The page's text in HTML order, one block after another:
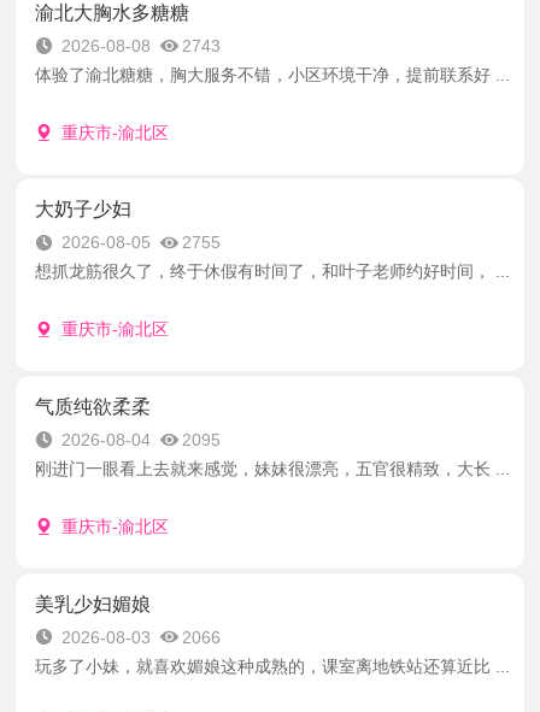
渝北大胸水多糖糖
2026-08-08
2743
体验了渝北糖糖，胸大服务不错，小区环境干净，提前联系好 ...
重庆市-渝北区
大奶子少妇
2026-08-05
2755
想抓龙筋很久了，终于休假有时间了，和叶子老师约好时间， ...
重庆市-渝北区
气质纯欲柔柔
2026-08-04
2095
刚进门一眼看上去就来感觉，妹妹很漂亮，五官很精致，大长 ...
重庆市-渝北区
美乳少妇媚娘
2026-08-03
2066
玩多了小妹，就喜欢媚娘这种成熟的，课室离地铁站还算近比 ...